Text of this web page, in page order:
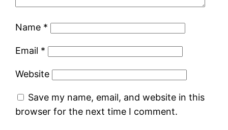
Name *
Email *
Website
Save my name, email, and website in this
browser for the next time I comment.